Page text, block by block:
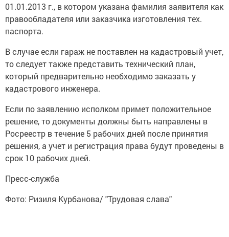
01.01.2013 г., в котором указана фамилия заявителя как
правообладателя или заказчика изготовления тех.
паспорта.
В случае если гараж не поставлен на кадастровый учет,
то следует также представить технический план,
который предварительно необходимо заказать у
кадастрового инженера.
Если по заявлению исполком примет положительное
решение, то документы должны быть направлены в
Росреестр в течение 5 рабочих дней после принятия
решения, а учет и регистрация права будут проведены в
срок 10 рабочих дней.
Пресс-служба
Фото: Ризиля Курбанова/ "Трудовая слава"